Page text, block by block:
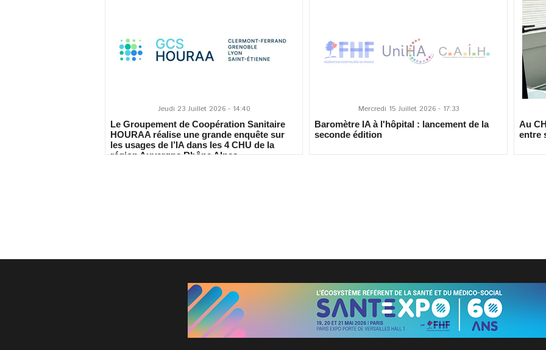
Jeudi 23 Juillet 2026 - 14:40
Le Groupement de Coopération Sanitaire
HOURAA réalise une grande enquête sur
les usages de l’IA dans les 4 CHU de la
région Auvergne Rhône Alpes
Mercredi 15 Juillet 2026 - 17:33
Baromètre IA à l'hôpital : lancement de la
seconde édition
Au
entre